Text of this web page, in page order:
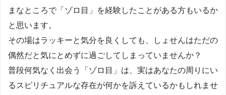
まなところで「ゾロ目」を経験したことがある方もいるか
と思います。
その場はラッキーと気分を良くしても、しょせんはただの
偶然だと気にとめずに過ごしてしまっていませんか？
普段何気なく出会う「ゾロ目」は、実はあなたの周りにい
るスピリチュアルな存在が何かを訴えているかもしれませ